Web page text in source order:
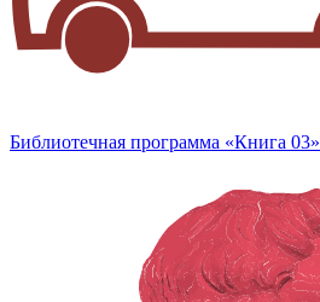
Библиотечная программа «Книга 03»